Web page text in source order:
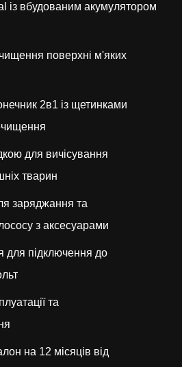
із вбудованим акумулятором
поверхні м'яких
2в1 із щетинками
для вичісування
тварин
заряджання та
з аксесуарами
для підключення до
та
на 12 місяців від